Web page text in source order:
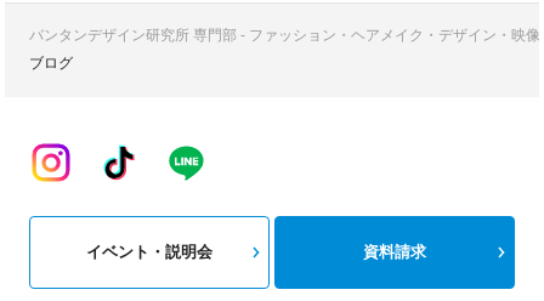
バンタンデザイン研究所 専門部 - ファッション・ヘアメイク・デザイン・映
ブログ
イベント・説明会 資料請求